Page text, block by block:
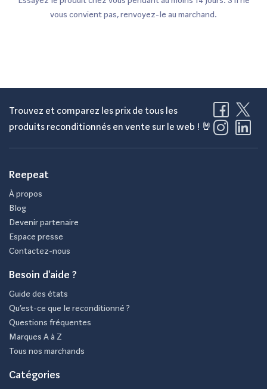
vous convient pas, renvoyez-le au marchand.
Trouvez et comparez les prix de tous les
produits reconditionnés en vente sur le web ! 🤘
Reepeat
À propos
Blog
Devenir partenaire
Espace presse
Contactez-nous
Besoin d'aide ?
Guide des états
Qu’est-ce que le reconditionné ?
Questions fréquentes
Marques A à Z
Tous nos marchands
Catégories